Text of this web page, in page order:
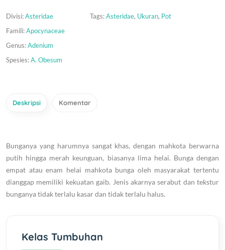
Divisi:Asteridae
Famili:Apocynaceae
Genus:Adenium
Spesies:A. Obesum
Tags:Asteridae, Ukuran, Pot
Deskripsi Komentar
Bunganya yang harumnya sangat khas, dengan mahkota berwarna
putih hingga merah keunguan, biasanya lima helai. Bunga dengan
empat atau enam helai mahkota bunga oleh masyarakat tertentu
dianggap memiliki kekuatan gaib. Jenis akarnya serabut dan tekstur
bunganya tidak terlalu kasar dan tidak terlalu halus.
Kelas Tumbuhan